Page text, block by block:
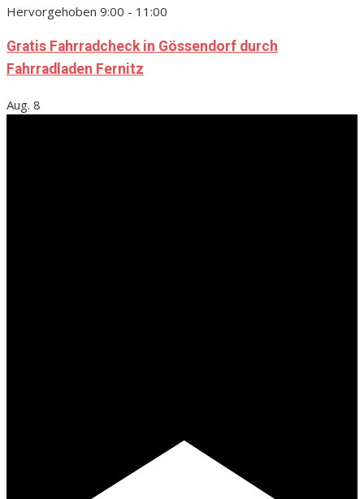
Hervorgehoben 9:00 - 11:00
Gratis Fahrradcheck in Gössendorf durch
Fahrradladen Fernitz
Aug. 8